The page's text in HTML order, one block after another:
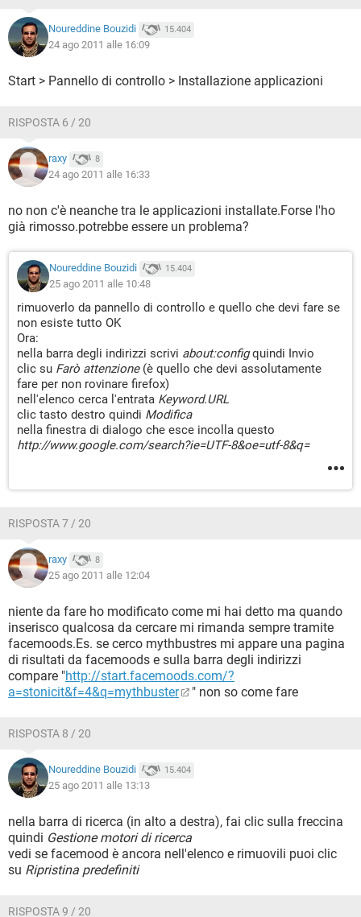
Noureddine Bouzidi 15.404
24 ago 2011 alle 16:09
Start > Pannello di controllo > Installazione applicazioni
RISPOSTA 6 / 20
raxy 8
24 ago 2011 alle 16:33
no non c'è neanche tra le applicazioni installate.Forse l'ho
già rimosso.potrebbe essere un problema?
Noureddine Bouzidi 15.404
25 ago 2011 alle 10:48
rimuoverlo da pannello di controllo e quello che devi fare se
non esiste tutto OK
Ora:
nella barra degli indirizzi scrivi about:configquindi Invio
clic su Farò attenzione(è quello che devi assolutamente
fare per non rovinare firefox)
nell'elenco cerca l'entrata Keyword.URL
clic tasto destro quindi Modifica
nella finestra di dialogo che esce incolla questo
http://www.google.com/search?ie=UTF-8&oe=utf-8&q=
RISPOSTA 7 / 20
raxy 8
25 ago 2011 alle 12:04
niente da fare ho modificato come mi hai detto ma quando
inserisco qualcosa da cercare mi rimanda sempre tramite
facemoods.Es. se cerco mythbustres mi appare una pagina
di risultati da facemoods e sulla barra degli indirizzi
compare "http://start.facemoods.com/?
a=stonicit&f=4&q=mythbuster
" non so come fare
RISPOSTA 8 / 20
Noureddine Bouzidi 15.404
25 ago 2011 alle 13:13
nella barra di ricerca (in alto a destra), fai clic sulla freccina
quindi Gestione motori di ricerca
vedi se facemood è ancora nell'elenco e rimuovili puoi clic
su Ripristina predefiniti
RISPOSTA 9 / 20